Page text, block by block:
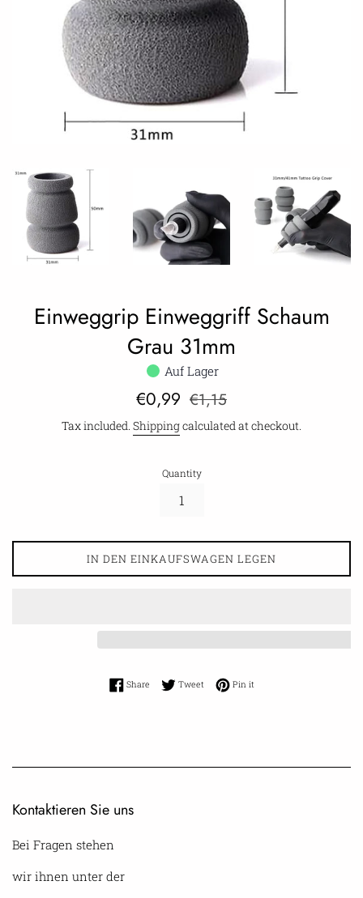
Einweggrip Einweggriff Schaum
Grau 31mm
Auf Lager
Sale
€0,99 Regular
€1,15
Tax included. Shippingcalculated at checkout.
Quantity
IN DEN EINKAUFSWAGEN LEGEN
ShareShare on Facebook
TweetTweet on Twitter
Pin itPin on Pinterest
Kontaktieren Sie uns
Bei Fragen stehen
wir ihnen unter der